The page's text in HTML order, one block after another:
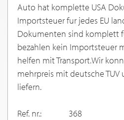
Auto hat komplette USA
Importsteuer fur jedes EU
Dokumenten sind komplett
bezahlen kein Importsteuer
helfen mit Transport.Wir
mehrpreis mit deutsche TUV
liefern.
Ref. nr.:
368